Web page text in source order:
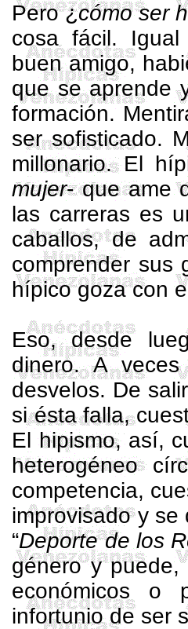
Pero ¿cómo ser
cosa fácil.
buen amigo,
que se aprende
formación.
ser sofisticado.
millonario. El
mujer- que ame
las carreras es
caballos, de
comprender sus
hípico goza con
Eso, desde
dinero. A
desvelos. De
si ésta falla,
El hipismo, así,
heterogéneo
competencia,
improvisado y se
“Deporte de los
género y
económicos o
infortunio de ser